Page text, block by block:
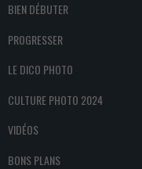
BIEN DÉBUTER
PROGRESSER
LE DICO PHOTO
CULTURE PHOTO 2024
VIDÉOS
BONS PLANS